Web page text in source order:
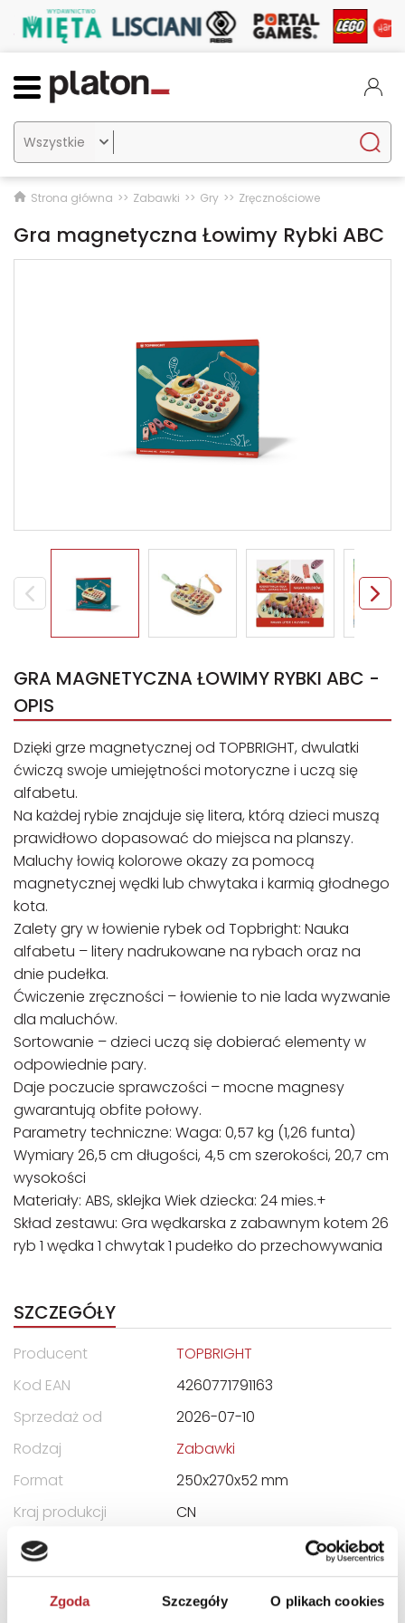
Zgoda Szczegóły O plikach cookies

Strona główna Zabawki Gry Zręcznościowe
Gra magnetyczna Łowimy Rybki ABC
GRA MAGNETYCZNA ŁOWIMY RYBKI ABC -
OPIS
Dzięki grze magnetycznej od TOPBRIGHT, dwulatki
ćwiczą swoje umiejętności motoryczne i uczą się
alfabetu.
Na każdej rybie znajduje się litera, którą dzieci muszą
prawidłowo dopasować do miejsca na planszy.
Maluchy łowią kolorowe okazy za pomocą
magnetycznej wędki lub chwytaka i karmią głodnego
kota.
Zalety gry w łowienie rybek od Topbright: Nauka
alfabetu – litery nadrukowane na rybach oraz na
dnie pudełka.
Ćwiczenie zręczności – łowienie to nie lada wyzwanie
dla maluchów.
Sortowanie – dzieci uczą się dobierać elementy w
odpowiednie pary.
Daje poczucie sprawczości – mocne magnesy
gwarantują obfite połowy.
Parametry techniczne: Waga: 0,57 kg (1,26 funta)
Wymiary 26,5 cm długości, 4,5 cm szerokości, 20,7 cm
wysokości
Materiały: ABS, sklejka Wiek dziecka: 24 mies.+
Skład zestawu: Gra wędkarska z zabawnym kotem 26
ryb 1 wędka 1 chwytak 1 pudełko do przechowywania
SZCZEGÓŁY
Producent
TOPBRIGHT
Kod EAN
4260771791163
Sprzedaż od
2026-07-10
Rodzaj
Zabawki
Format
250x270x52 mm
Kraj produkcji
CN
Zwrot towaru
Brak prawa zwrotu
DANE OSOBY ODPOWIEDZIALNEJ